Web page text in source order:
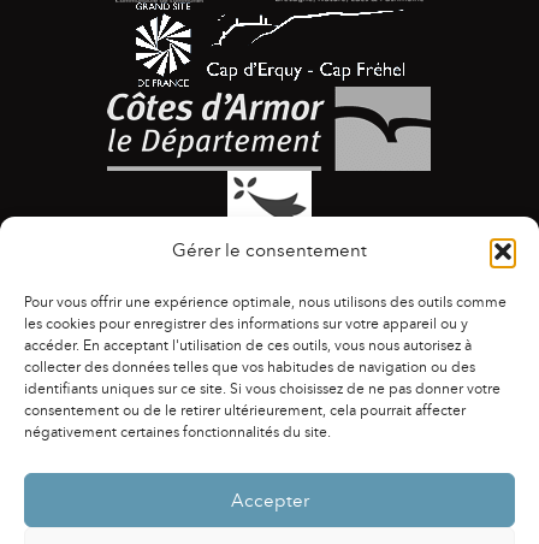
Gérer le consentement
Pour vous offrir une expérience optimale, nous utilisons des outils comme
les cookies pour enregistrer des informations sur votre appareil ou y
accéder. En acceptant l'utilisation de ces outils, vous nous autorisez à
collecter des données telles que vos habitudes de navigation ou des
identifiants uniques sur ce site. Si vous choisissez de ne pas donner votre
consentement ou de le retirer ultérieurement, cela pourrait affecter
négativement certaines fonctionnalités du site.
Accepter
ACCESSIBILITÉ | AGENDA | ASSOCIATIONS
|
CONTACTS
PUBLICATIONS | ESPACE PRESSE